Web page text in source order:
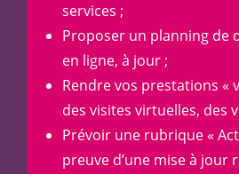
services ;
Proposer un planning de
en ligne, à jour ;
Rendre vos prestations «
des visites virtuelles, des
Prévoir une rubrique «
preuve d’une mise à jour